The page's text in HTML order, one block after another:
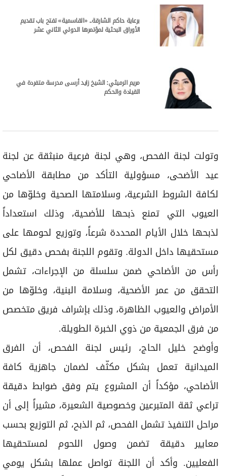
برعاية حاكم الشارقة.. «القاسمية» تفتح باب تقديم
الأوراق البحثية لمؤتمرها الدولي الثاني عشر
مريم الرميثي: الشيخ زايد أرسى مدرسة متفردة في
القيادة والحكم
وتولت لجنة الفحص، وهي لجنة فرعية منبثقة عن لجنة
عيد الأضحى، مسؤولية التأكد من مطابقة الأضاحي
لكافة الشروط الشرعية، وسلامتها الصحية وخلوّها من
العيوب التي تمنع ذبحها للأضحية، وذلك استعداداً
لذبحها خلال الأيام المحددة شرعاً، وتوزيع لحومها على
مستحقيها داخل الدولة. وتقوم اللجنة بفحص دقيق لكل
رأس من الأضاحي ضمن سلسلة من الإجراءات، تشمل
التحقق من عمر الأضحية، وسلامة البنية، وخلوّها من
الأمراض والعيوب الظاهرة، وذلك بإشراف فريق متخصص
من فرق الجمعية من ذوي الخبرة الطويلة.
وأوضح خليل الحاج، رئيس لجنة الفحص، أن الفرق
الميدانية تعمل بشكل مكثّف لضمان جاهزية كافة
الأضاحي، مؤكداً أن المشروع يتم وفق ضوابط دقيقة
تراعي ثقة المتبرعين وخصوصية الشعيرة، مشيراً إلى أن
مراحل التنفيذ تشمل الفحص، ثم الذبح، ثم التوزيع بحسب
معايير دقيقة تضمن وصول اللحوم لمستحقيها
الفعليين. وأكد أن اللجنة تواصل عملها بشكل يومي